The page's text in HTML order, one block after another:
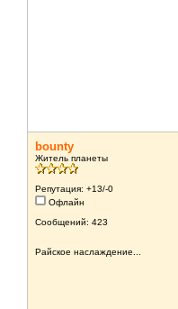
bounty
Житель планеты
Репутация: +13/-0
Офлайн
Сообщений: 423
Райское наслаждение...